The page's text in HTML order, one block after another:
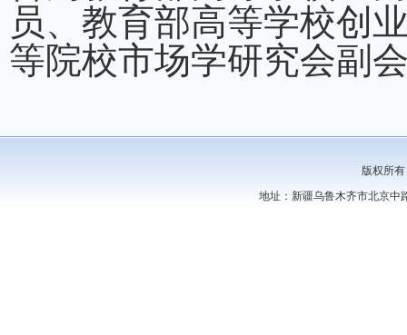
员、教育部高等学校创
等院校市场学研究会副
版权所
地址：新疆乌鲁木齐市北京